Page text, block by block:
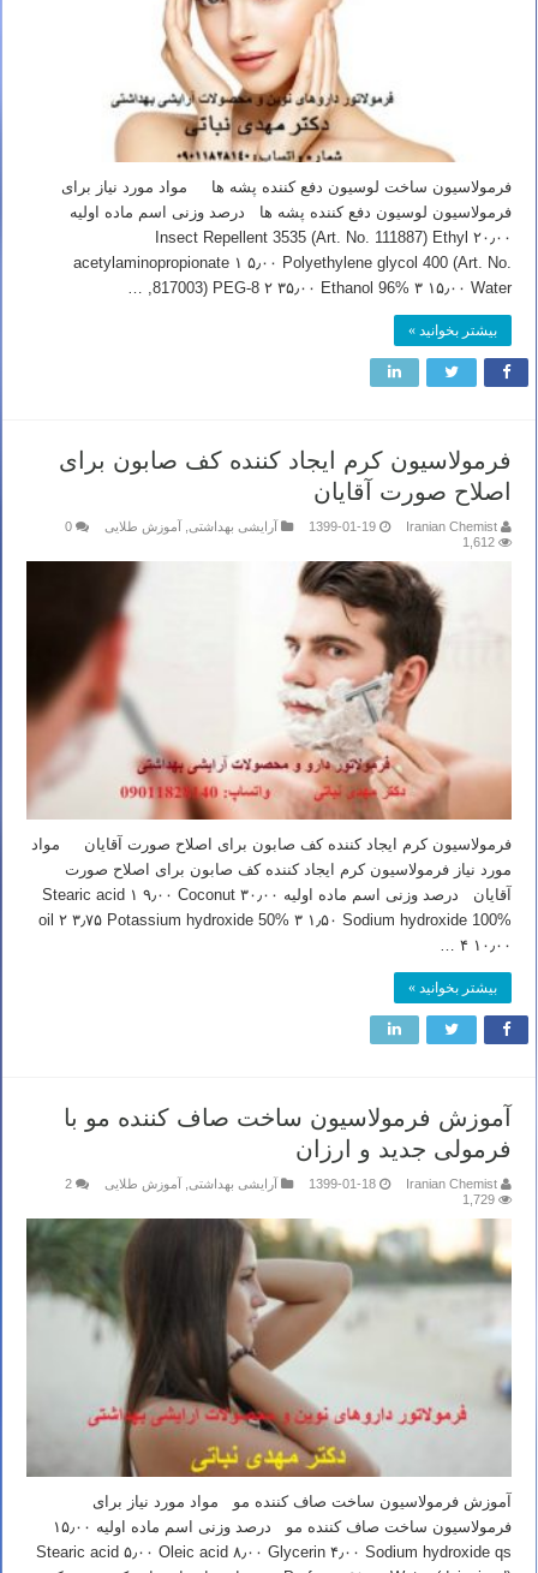
فرمولاسیون ساخت لوسیون دفع کننده پشه ها مواد مورد نیاز برای
فرمولاسیون لوسیون دفع کننده پشه ها درصد وزنی اسم ماده اولیه
۲۰٫۰۰ Insect Repellent 3535 (Art. No. 111887) Ethyl
acetylaminopropionate ۱ ۵٫۰۰ Polyethylene glycol 400 (Art. No.
817003) PEG-8 ۲ ۳۵٫۰۰ Ethanol 96% ۳ ۱۵٫۰۰ Water, …
بیشتر بخوانید »
فرمولاسیون کرم ایجاد کننده کف صابون برای
اصلاح صورت آقایان
Iranian Chemist
1399-01-19 آرایشی بهداشتی آموزش طلایی
0
1,612
فرمولاسیون کرم ایجاد کننده کف صابون برای اصلاح صورت آقایان مواد
مورد نیاز فرمولاسیون کرم ایجاد کننده کف صابون برای اصلاح صورت
آقایان درصد وزنی اسم ماده اولیه ۳۰٫۰۰ Stearic acid ۱ ۹٫۰۰ Coconut
oil ۲ ۳٫۷۵ Potassium hydroxide 50% ۳ ۱٫۵۰ Sodium hydroxide 100%
۴ ۱۰٫۰۰ …
بیشتر بخوانید »
آموزش فرمولاسیون ساخت صاف کننده مو با
فرمولی جدید و ارزان
Iranian Chemist
1399-01-18 آرایشی بهداشتی آموزش طلایی
2
1,729
آموزش فرمولاسیون ساخت صاف کننده مو مواد مورد نیاز برای
فرمولاسیون ساخت صاف کننده مو درصد وزنی اسم ماده اولیه ۱۵٫۰۰
Stearic acid ۵٫۰۰ Oleic acid ۸٫۰۰ Glycerin ۴٫۰۰ Sodium hydroxide qs